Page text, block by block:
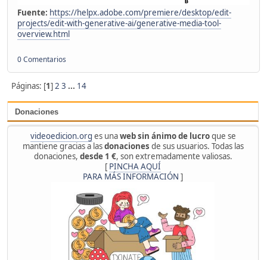
Donaciones
videoedicion.org es unaweb sin ánimo de lucroque se
mantiene gracias a lasdonaciones de sus usuarios. Todas las
donaciones, desde 1 €, son extremadamente valiosas.
[ PINCHA AQUÍ
PARA MÁS INFORMACIÓN ]
Fuente: https://helpx.adobe.com/premiere/desktop/edit-
projects/edit-with-generative-ai/generative-media-tool-
overview.html
0 Comentarios
Páginas: [1]2 3 ... 14